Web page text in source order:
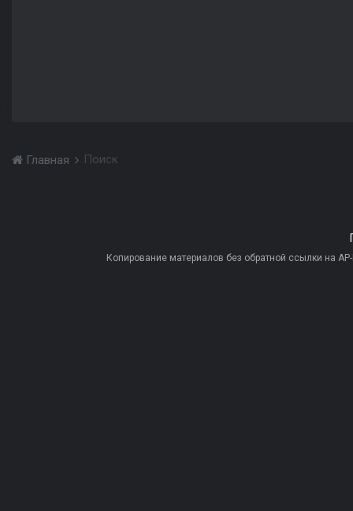
Главная Поиск
Копирование материалов без обратной ссылки на